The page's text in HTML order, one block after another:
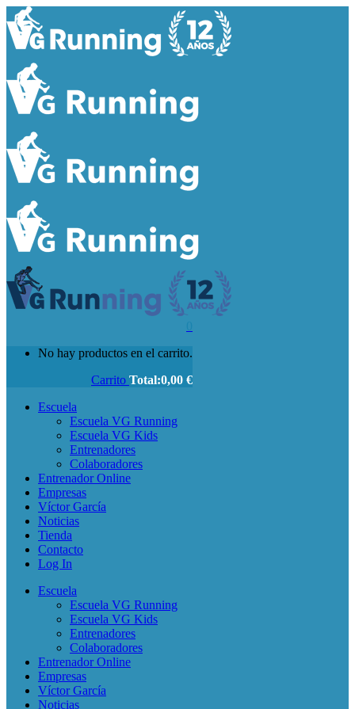
No hay productos en el carrito.
Carrito Total:0,00 €
Escuela
Escuela VG Running
Escuela VG Kids
Entrenadores
Colaboradores
Entrenador Online
Empresas
Víctor García
Noticias
Tienda
Contacto
Log In
Escuela
Escuela VG Running
Escuela VG Kids
Entrenadores
Colaboradores
Entrenador Online
Empresas
Víctor García
Noticias